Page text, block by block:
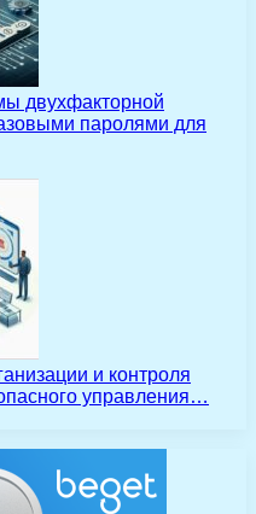
двухфакторной
паролями для
и контроля
управления…